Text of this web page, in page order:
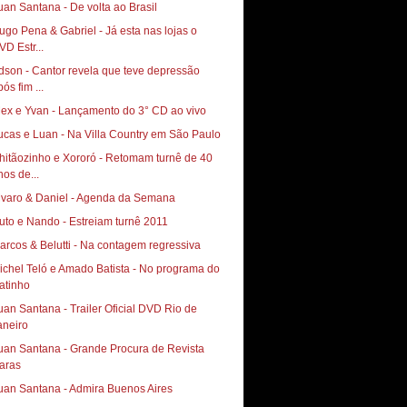
Santana - De volta ao Brasil
Pena & Gabriel - Já esta nas lojas o
Estr...
- Cantor revela que teve depressão
fim ...
e Yvan - Lançamento do 3° CD ao vivo
e Luan - Na Villa Country em São Paulo
e Xororó - Retomam turnê de 40
de...
& Daniel - Agenda da Semana
e Nando - Estreiam turnê 2011
& Belutti - Na contagem regressiva
Teló e Amado Batista - No programa do
Santana - Trailer Oficial DVD Rio de
Santana - Grande Procura de Revista
Santana - Admira Buenos Aires